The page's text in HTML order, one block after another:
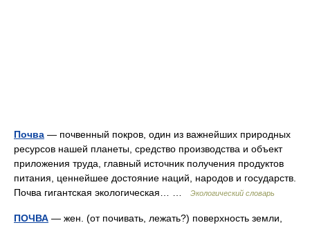
Почва — почвенный покров, один из важнейших природных
ресурсов нашей планеты, средство производства и объект
приложения труда, главный источник получения продуктов
питания, ценнейшее достояние наций, народов и государств.
Почва гигантская экологическая… …
Экологический словарь
ПОЧВА — жен. (от почивать, лежать?) поверхность земли,